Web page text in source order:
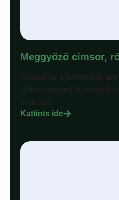
Meggyőző címsor,
Mutasd be a problémát,
célközönséget,
funkciód.
Kattints ide